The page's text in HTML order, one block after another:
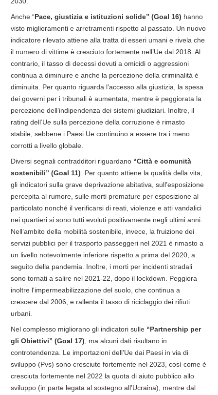
Anche “Pace, giustizia e istituzioni solide” (Goal 16) hanno
visto miglioramenti e arretramenti rispetto al passato. Un nuovo
indicatore rilevato attiene alla tratta di esseri umani e rivela che
il numero di vittime è cresciuto fortemente nell’Ue dal 2018. Al
contrario, il tasso di decessi dovuti a omicidi o aggressioni
continua a diminuire e anche la percezione della criminalità è
diminuita. Per quanto riguarda l'accesso alla giustizia, la spesa
dei governi per i tribunali è aumentata, mentre è peggiorata la
percezione dell’indipendenza dei sistemi giudiziari. Inoltre, il
rating dell’Ue sulla percezione della corruzione è rimasto
stabile, sebbene i Paesi Ue continuino a essere tra i meno
corrotti a livello globale.
Diversi segnali contradditori riguardano “Città e comunità
sostenibili” (Goal 11) . Per quanto attiene la qualità della vita,
gli indicatori sulla grave deprivazione abitativa, sull’esposizione
percepita al rumore, sulle morti premature per esposizione al
particolato nonché il verificarsi di reati, violenze e atti vandalici
nei quartieri si sono tutti evoluti positivamente negli ultimi anni.
Nell’ambito della mobilità sostenibile, invece, la fruizione dei
servizi pubblici per il trasporto passeggeri nel 2021 è rimasto a
un livello notevolmente inferiore rispetto a prima del 2020, a
seguito della pandemia. Inoltre, i morti per incidenti stradali
sono tornati a salire nel 2021-22, dopo il lockdown. Peggiora
inoltre l'impermeabilizzazione del suolo, che continua a
crescere dal 2006, e rallenta il tasso di riciclaggio dei rifiuti
urbani.
Nel complesso migliorano gli indicatori sulle “Partnership per
gli Obiettivi” (Goal 17) , ma alcuni dati risultano in
controtendenza. Le importazioni dell’Ue dai Paesi in via di
sviluppo (Pvs) sono cresciute fortemente nel 2023, così come è
cresciuta fortemente nel 2022 la quota di aiuto pubblico allo
sviluppo (in parte legata al sostegno all’Ucraina), mentre dal